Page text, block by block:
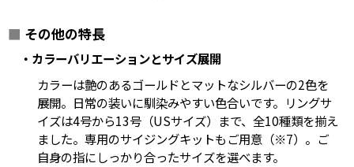
■ その他の特長
・カラーバリエーションとサイズ展開
カラーは艶のあるゴールドとマットなシルバーの2色を
展開。日常の装いに馴染みやすい色合いです。リングサ
イズは4号から13号（USサイズ）まで、全10種類を揃え
ました。専用のサイジングキットもご用意（※7）。ご
自身の指にしっかり合ったサイズを選べます。